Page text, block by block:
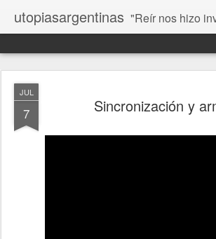
utopiasargentinas "Reír nos hizo invencibles. No como los que siempre ganan, sino
JUL
7 Sincronización y